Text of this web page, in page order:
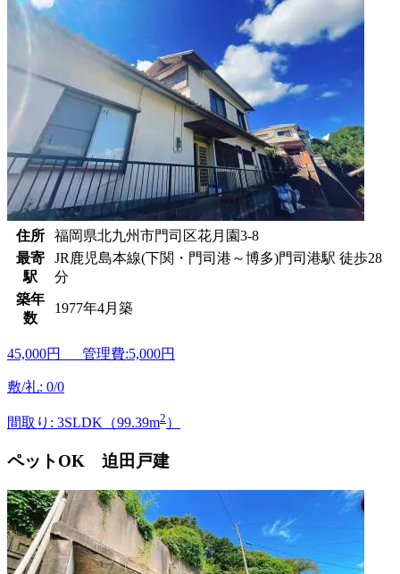
住所
福岡県北九州市門司区花月園3-8
最寄
駅
JR鹿児島本線(下関・門司港～博多)門司港駅 徒歩28
分
築年
数
1977年4月築
45,000円 管理費:5,000円
敷/礼: 0/0
間取り: 3SLDK（99.39m2 ）
ペットOK 迫田戸建